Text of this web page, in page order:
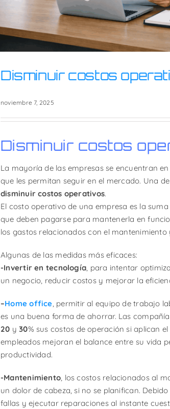
Disminuir costos
Disminuir costos
noviembre 7, 2025
Disminuir costos
La mayoría de las empresas se encuentran
que les permitan seguir en el mercado. Una
disminuir costos operativos.
El costo operativo de una empresa es la
que deben pagarse para mantenerla en
los gastos relacionados con el
Algunas de las medidas más eficaces:
-Invertir en tecnología, para intentar
un negocio, reducir costos y mejorar la
–Home office, permitir al equipo de trabajo
es una buena forma de ahorrar. Las
20 y30% sus costos de operación si aplican
empleados mejoran el balance entre su vida
productividad.
-Mantenimiento, los costos relacionados al
un dolor de cabeza, si no se planifican.
fallas y ejecutar reparaciones al instante